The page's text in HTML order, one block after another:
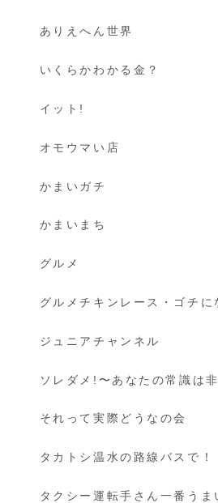
ありえへん世界
いくらかわかる金？
イット!
オモウマい店
かまいガチ
かまいまち
グルメ
グルメチキンレース・ゴチに
ジュニアチャンネル
ソレダメ!〜あなたの常識は
それって実際どうなの会
タカトシ温水の路線バスで！
タクシー運転手さん一番う